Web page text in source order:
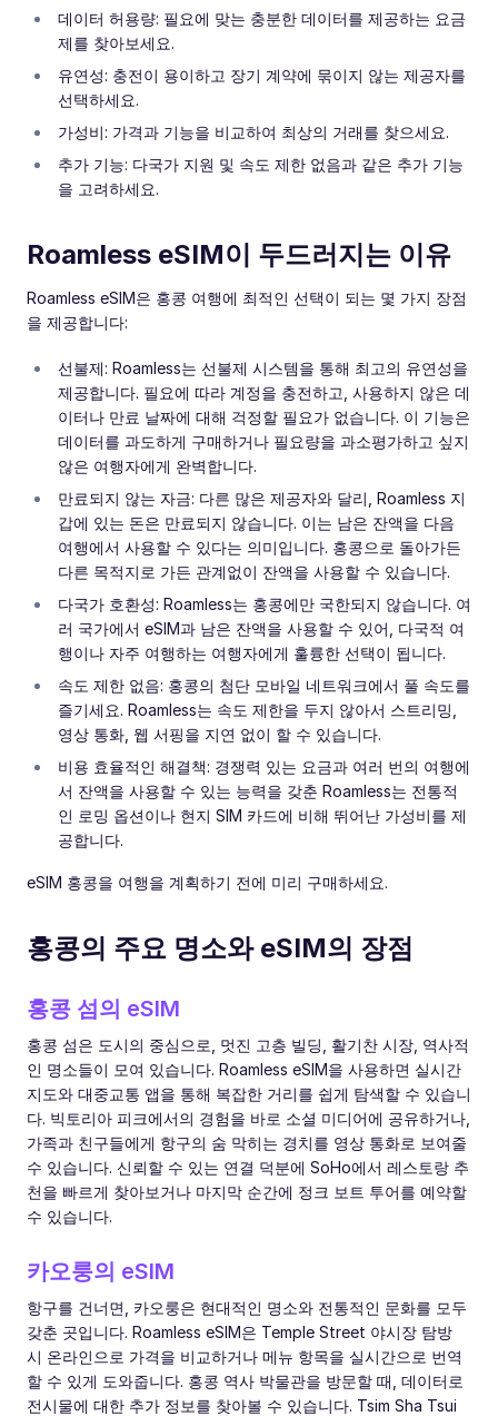
데이터 허용량: 필요에 맞는 충분한 데이터를 제공하는 요금
제를 찾아보세요.
유연성: 충전이 용이하고 장기 계약에 묶이지 않는 제공자를
선택하세요.
가성비: 가격과 기능을 비교하여 최상의 거래를 찾으세요.
추가 기능: 다국가 지원 및 속도 제한 없음과 같은 추가 기능
을 고려하세요.
Roamless eSIM이 두드러지는 이유
Roamless eSIM은 홍콩 여행에 최적인 선택이 되는 몇 가지 장점
을 제공합니다:
선불제: Roamless는 선불제 시스템을 통해 최고의 유연성을
제공합니다. 필요에 따라 계정을 충전하고, 사용하지 않은 데
이터나 만료 날짜에 대해 걱정할 필요가 없습니다. 이 기능은
데이터를 과도하게 구매하거나 필요량을 과소평가하고 싶지
않은 여행자에게 완벽합니다.
만료되지 않는 자금: 다른 많은 제공자와 달리, Roamless 지
갑에 있는 돈은 만료되지 않습니다. 이는 남은 잔액을 다음
여행에서 사용할 수 있다는 의미입니다. 홍콩으로 돌아가든
다른 목적지로 가든 관계없이 잔액을 사용할 수 있습니다.
다국가 호환성: Roamless는 홍콩에만 국한되지 않습니다. 여
러 국가에서 eSIM과 남은 잔액을 사용할 수 있어, 다국적 여
행이나 자주 여행하는 여행자에게 훌륭한 선택이 됩니다.
속도 제한 없음: 홍콩의 첨단 모바일 네트워크에서 풀 속도를
즐기세요. Roamless는 속도 제한을 두지 않아서 스트리밍,
영상 통화, 웹 서핑을 지연 없이 할 수 있습니다.
비용 효율적인 해결책: 경쟁력 있는 요금과 여러 번의 여행에
서 잔액을 사용할 수 있는 능력을 갖춘 Roamless는 전통적
인 로밍 옵션이나 현지 SIM 카드에 비해 뛰어난 가성비를 제
공합니다.
eSIM 홍콩을 여행을 계획하기 전에 미리 구매하세요.
홍콩의 주요 명소와 eSIM의 장점
홍콩 섬의 eSIM
홍콩 섬은 도시의 중심으로, 멋진 고층 빌딩, 활기찬 시장, 역사적
인 명소들이 모여 있습니다. Roamless eSIM을 사용하면 실시간
지도와 대중교통 앱을 통해 복잡한 거리를 쉽게 탐색할 수 있습니
다. 빅토리아 피크에서의 경험을 바로 소셜 미디어에 공유하거나,
가족과 친구들에게 항구의 숨 막히는 경치를 영상 통화로 보여줄
수 있습니다. 신뢰할 수 있는 연결 덕분에 SoHo에서 레스토랑 추
천을 빠르게 찾아보거나 마지막 순간에 정크 보트 투어를 예약할
수 있습니다.
카오룽의 eSIM
항구를 건너면, 카오룽은 현대적인 명소와 전통적인 문화를 모두
갖춘 곳입니다. Roamless eSIM은 Temple Street 야시장 탐방
시 온라인으로 가격을 비교하거나 메뉴 항목을 실시간으로 번역
할 수 있게 도와줍니다. 홍콩 역사 박물관을 방문할 때, 데이터로
전시물에 대한 추가 정보를 찾아볼 수 있습니다. Tsim Sha Tsui